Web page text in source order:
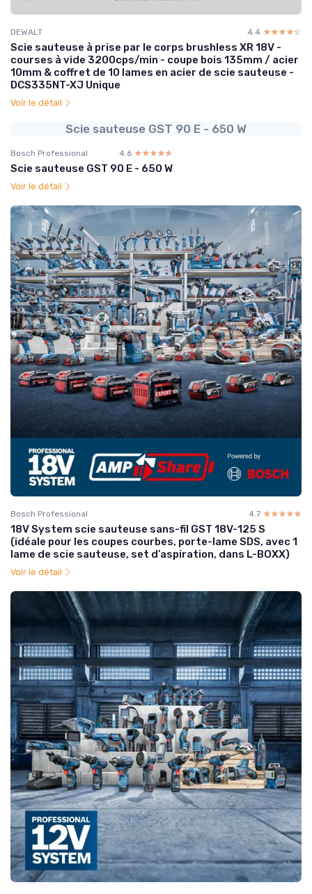
DEWALT 4.4 ☆☆☆☆☆
★★★★★
Scie sauteuse à prise par le corps brushless XR 18V -
courses à vide 3200cps/min - coupe bois 135mm / acier
10mm & coffret de 10 lames en acier de scie sauteuse -
DCS335NT-XJ Unique
Voir le détail
Scie sauteuse GST 90 E - 650 W
Bosch Professional 4.6 ☆☆☆☆☆
★★★★★
Scie sauteuse GST 90 E - 650 W
Voir le détail
Bosch Professional 4.7 ☆☆☆☆☆
★★★★★
18V System scie sauteuse sans-fil GST 18V-125 S
(idéale pour les coupes courbes, porte-lame SDS, avec 1
lame de scie sauteuse, set d’aspiration, dans L-BOXX)
Voir le détail